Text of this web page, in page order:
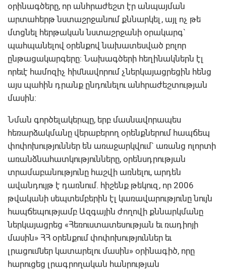
օրինագծերը, որ անհրաժեշտ էր անպայման
արտահերթ նստաշրջանում քննարկել, այլ ոչ թե
մտցնել հերթական նստաշրջանի օրակարգ`
պահպանելով օրենքով նախատեսված բոլոր
ընթացակարգերը: Նախագծերի հեղինակներն էլ
որեւէ համոզիչ հիմնավորում չներկայացրեցին հենց
այս պահին դրանք ընդունելու անհրաժեշտության
մասին:
Նման գործելակերպը, երբ մասնավորապես
հեռարձակմանը վերաբերող օրենքներում հապճեպ
փոփոխություններ են առաջարկվում` առանց ոլորտի
առանձնահատկությունները, օրենսդրության
տրամաբանությունը հաշվի առնելու, արդեն
ավանդույթ է դառնում. հիշենք թեկուզ, որ 2006
թվականի սեպտեմբերին էլ կառավարությունը նույն
հապճեպությամբ Ազգային ժողովի քննարկմանը
ներկայացրեց «Հեռուստատեսության եւ ռադիոյի
մասին» ՀՀ օրենքում փոփոխություններ եւ
լրացումներ կատարելու մասին» օրինագիծ, որը
հարուցեց լրագրողական հանրության